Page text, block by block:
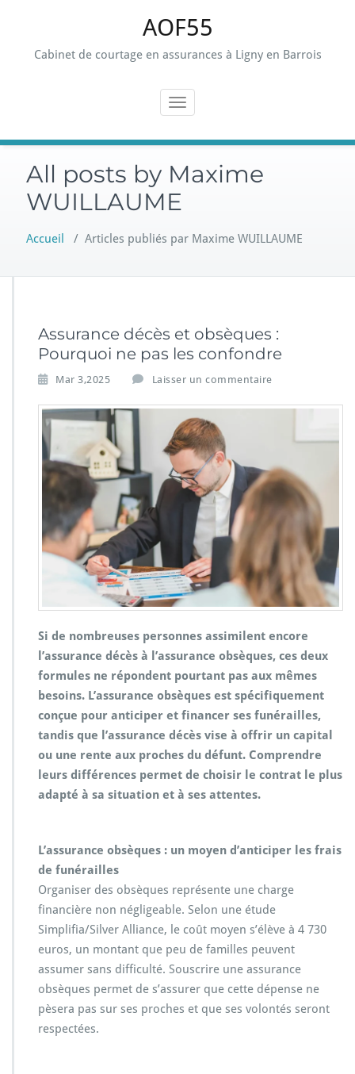
AOF55
Cabinet de courtage en assurances à Ligny en Barrois
Toggle navigation
All posts by Maxime
WUILLAUME
Accueil / Articles publiés par Maxime WUILLAUME
Assurance décès et obsèques :
Pourquoi ne pas les confondre
Mar 3,2025 Laisser un commentaire
Si de nombreuses personnes assimilent encore
l’assurance décès à l’assurance obsèques, ces deux
formules ne répondent pourtant pas aux mêmes
besoins. L’assurance obsèques est spécifiquement
conçue pour anticiper et financer ses funérailles,
tandis que l’assurance décès vise à offrir un capital
ou une rente aux proches du défunt. Comprendre
leurs différences permet de choisir le contrat le plus
adapté à sa situation et à ses attentes.
L’assurance obsèques : un moyen d’anticiper les frais
de funérailles
Organiser des obsèques représente une charge
financière non négligeable. Selon une étude
Simplifia/Silver Alliance, le coût moyen s’élève à 4 730
euros, un montant que peu de familles peuvent
assumer sans difficulté. Souscrire une assurance
obsèques permet de s’assurer que cette dépense ne
pèsera pas sur ses proches et que ses volontés seront
respectées.